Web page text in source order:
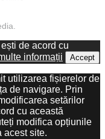
de acord cu
informații Accept
utilizarea fișierelor de
de navigare. Prin
setărilor
cu această
modifica opțiunile
acest site.